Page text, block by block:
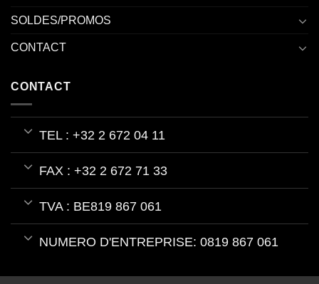
SOLDES/PROMOS
CONTACT
CONTACT
TEL : +32 2 672 04 11
FAX : +32 2 672 71 33
TVA : BE819 867 061
NUMERO D'ENTREPRISE: 0819 867 061